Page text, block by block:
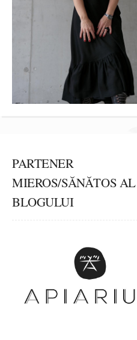
PARTENER
MIEROS/SĂNĂTOS AL
BLOGULUI